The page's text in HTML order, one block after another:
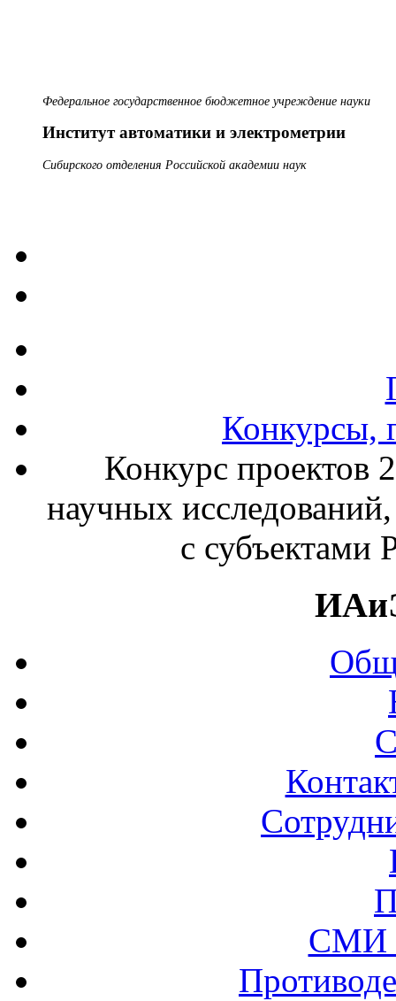
Федеральное государственное бюджетное учреждение науки
Институт автоматики и электрометрии
Сибирского отделения Российской академии наук
Конкурсы,
Конкурс проектов
научных
с субъектами
СМИ